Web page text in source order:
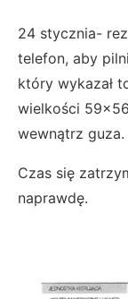
24 stycznia-
telefon, aby
który wykazał
wielkości
wewnątrz guza.
Czas się
naprawdę.